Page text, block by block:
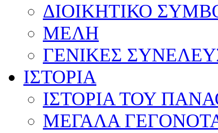
ΔΙΟΙΚΗΤΙΚΟ
ΜΕΛΗ
ΓΕΝΙΚΕΣ
ΙΣΤΟΡΙΑ
ΙΣΤΟΡΙΑ ΤΟΥ
ΜΕΓΑΛΑ